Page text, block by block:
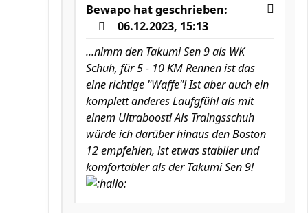
Bewapo hat geschrieben:
06.12.2023, 15:13
...nimm den Takumi Sen 9 als WK
Schuh, für 5 - 10 KM Rennen ist das
eine richtige "Waffe"! Ist aber auch ein
komplett anderes Laufgfühl als mit
einem Ultraboost! Als Traingsschuh
würde ich darüber hinaus den Boston
12 empfehlen, ist etwas stabiler und
komfortabler als der Takumi Sen 9!